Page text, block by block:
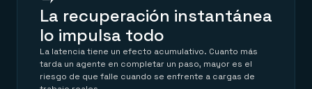
La recuperación instantánea
lo impulsa todo
La latencia tiene un efecto acumulativo. Cuanto más
tarda un agente en completar un paso, mayor es el
riesgo de que falle cuando se enfrente a cargas de